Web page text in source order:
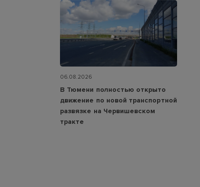
06.08.2026
В Тюмени полностью открыто
движение по новой транспортной
развязке на Червишевском
тракте